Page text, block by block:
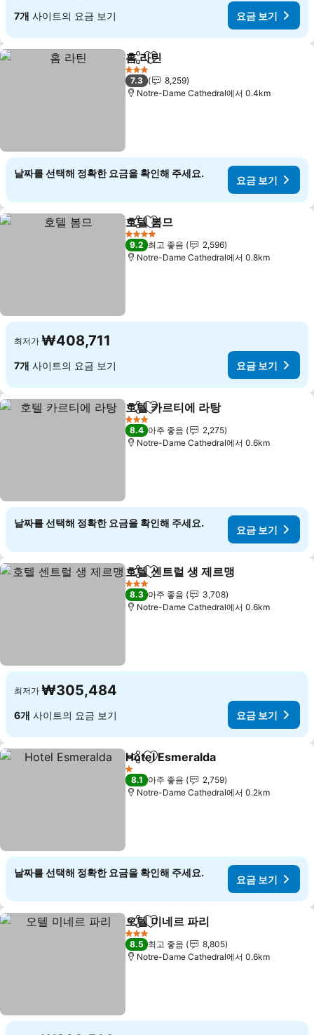
7개 사이트의 요금 보기 요금 보기
공유 즐겨찾기에 추가
홈 라틴
3 성급
7.3
8,259
Notre-Dame Cathedral에서 0.4km
날짜를 선택해 정확한 요금을 확인해 주세요.
요금 보기
공유 즐겨찾기에 추가
호텔 봄므
4 성급
9.2 최고 좋음
2,596
Notre-Dame Cathedral에서 0.8km
최저가 ₩408,711
7개 사이트의 요금 보기 요금 보기
공유 즐겨찾기에 추가
호텔 카르티에 라탕
3 성급
8.4 아주 좋음
2,275
Notre-Dame Cathedral에서 0.6km
날짜를 선택해 정확한 요금을 확인해 주세요.
요금 보기
공유 즐겨찾기에 추가
호텔 센트럴 생 제르맹
3 성급
8.3 아주 좋음
3,708
Notre-Dame Cathedral에서 0.6km
최저가 ₩305,484
6개 사이트의 요금 보기 요금 보기
공유 즐겨찾기에 추가
Hotel Esmeralda
1 성급
8.1 아주 좋음
2,759
Notre-Dame Cathedral에서 0.2km
날짜를 선택해 정확한 요금을 확인해 주세요.
요금 보기
공유 즐겨찾기에 추가
오텔 미네르 파리
3 성급
8.5 최고 좋음
8,805
Notre-Dame Cathedral에서 0.6km